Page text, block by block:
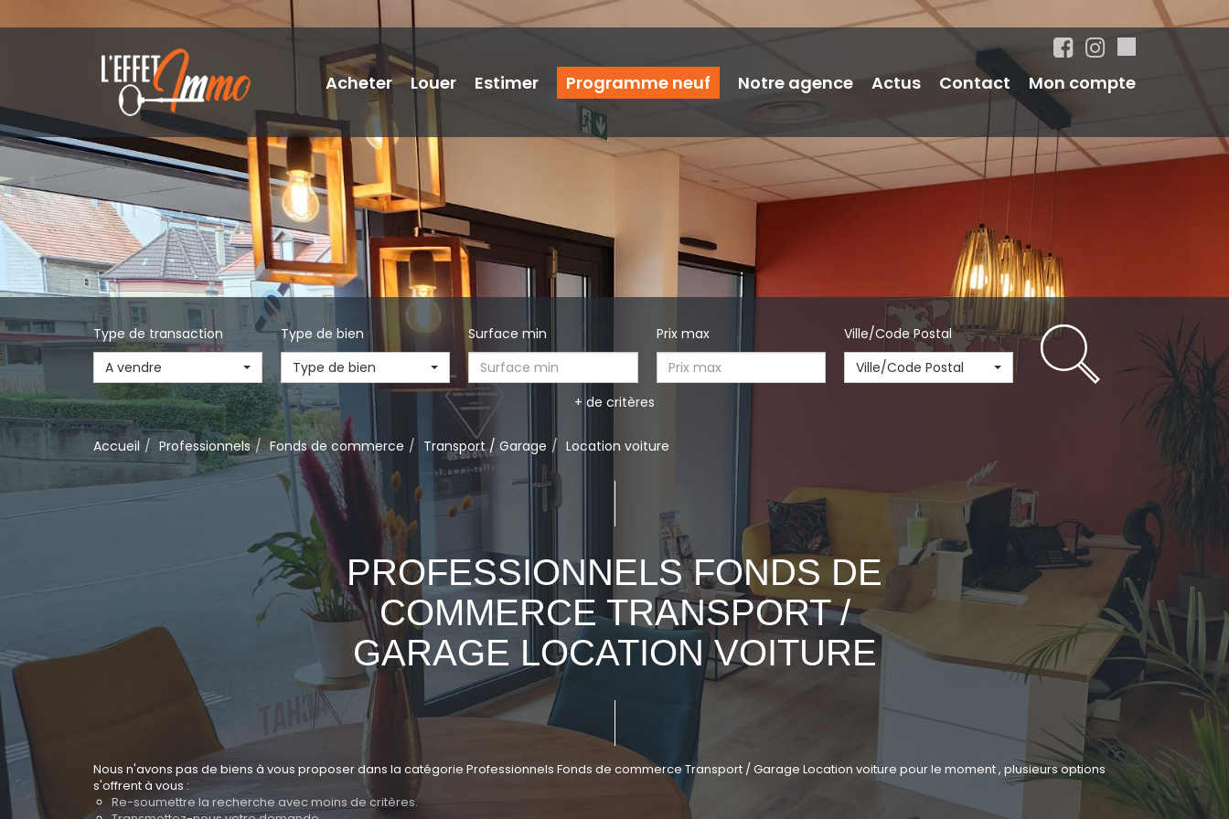
Acheter Louer Estimer Programme neuf Notre agence Actus Contact Mon compte
Type de transaction
A vendre
Type de bien
Type de bien
Surface min Prix max
Ville/Code Postal
Ville/Code Postal
+ de critères
Accueil Professionnels Fonds de commerce Transport / Garage Location voiture
PROFESSIONNELS FONDS DE
COMMERCE TRANSPORT /
GARAGE LOCATION VOITURE
Nous n'avons pas de biens à vous proposer dans la catégorie Professionnels Fonds de commerce Transport / Garage Location voiture pour le moment , plusieurs options
s'offrent à vous :
Re-soumettre la recherche avec moins de critères.